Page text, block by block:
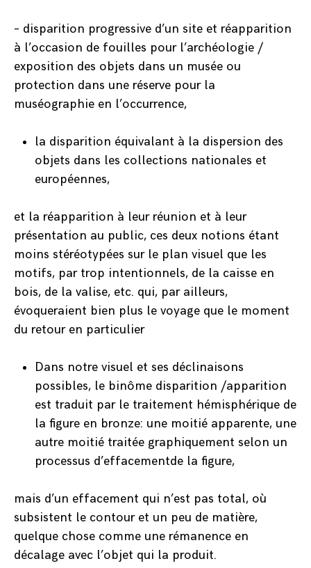
– disparition progressive d’un site et réapparition
à l’occasion de fouilles pour l’archéologie /
exposition des objets dans un musée ou
protection dans une réserve pour la
muséographie en l’occurrence,
la disparition équivalant à la dispersion des
objets dans les collections nationales et
européennes,
et la réapparition à leur réunion et à leur
présentation au public, ces deux notions étant
moins stéréotypées sur le plan visuel que les
motifs, par trop intentionnels, de la caisse en
bois, de la valise, etc. qui, par ailleurs,
évoqueraient bien plus le voyage que le moment
du retour en particulier
Dans notre visuel et ses déclinaisons
possibles, le binôme disparition /apparition
est traduit par le traitement hémisphérique de
la figure en bronze: une moitié apparente, une
autre moitié traitée graphiquement selon un
processus d’effacementde la figure,
mais d’un effacement qui n’est pas total, où
subsistent le contour et un peu de matière,
quelque chose comme une rémanence en
décalage avec l’objet qui la produit.